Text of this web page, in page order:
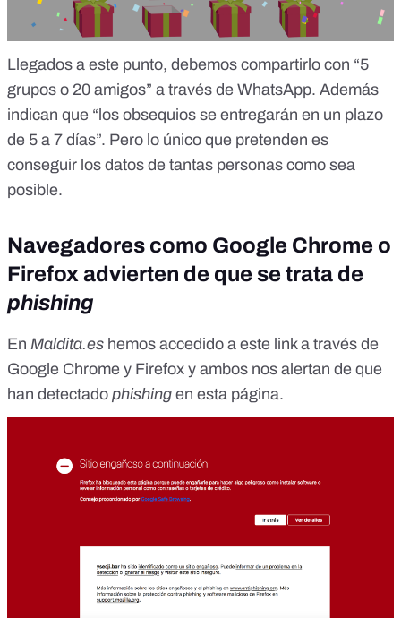
Llegados a este punto, debemos compartirlo con “5
grupos o 20 amigos” a través de WhatsApp. Además
indican que “los obsequios se entregarán en un plazo
de 5 a 7 días”. Pero lo único que pretenden es
conseguir los datos de tantas personas como sea
posible.
Navegadores como Google Chrome o
Firefox advierten de que se trata de
phishing
En Maldita.es hemos accedido a este link a través de
Google Chrome y Firefox y ambos nos alertan de que
han detectado phishing en esta página.